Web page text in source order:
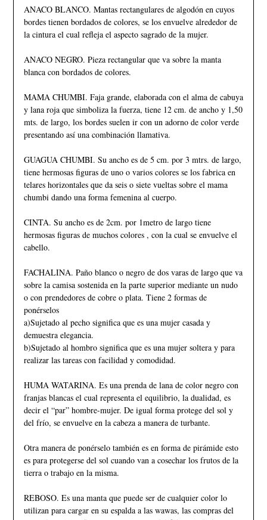
ANACO BLANCO. Mantas rectangulares de algodón en cuyos
bordes tienen bordados de colores, se los envuelve alrededor de
la cintura el cual refleja el aspecto sagrado de la mujer.
ANACO NEGRO. Pieza rectangular que va sobre la manta
blanca con bordados de colores.
MAMA CHUMBI. Faja grande, elaborada con el alma de cabuya
y lana roja que simboliza la fuerza, tiene 12 cm. de ancho y 1,50
mts. de largo, los bordes suelen ir con un adorno de color verde
presentando así una combinación llamativa.
GUAGUA CHUMBI. Su ancho es de 5 cm. por 3 mtrs. de largo,
tiene hermosas figuras de uno o varios colores se los fabrica en
telares horizontales que da seis o siete vueltas sobre el mama
chumbi dando una forma femenina al cuerpo.
CINTA. Su ancho es de 2cm. por 1metro de largo tiene
hermosas figuras de muchos colores , con la cual se envuelve el
cabello.
FACHALINA. Paño blanco o negro de dos varas de largo que va
sobre la camisa sostenida en la parte superior mediante un nudo
o con prendedores de cobre o plata. Tiene 2 formas de
ponérselos
a)Sujetado al pecho significa que es una mujer casada y
demuestra elegancia.
b)Sujetado al hombro significa que es una mujer soltera y para
realizar las tareas con facilidad y comodidad.
HUMA WATARINA. Es una prenda de lana de color negro con
franjas blancas el cual representa el equilibrio, la dualidad, es
decir el “par” hombre-mujer. De igual forma protege del sol y
del frío, se envuelve en la cabeza a manera de turbante.
Otra manera de ponérselo también es en forma de pirámide esto
es para protegerse del sol cuando van a cosechar los frutos de la
tierra o trabajo en la misma.
REBOSO. Es una manta que puede ser de cualquier color lo
utilizan para cargar en su espalda a las wawas, las compras del